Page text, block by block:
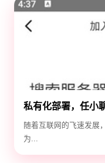
私有化部署，任小
随着互联网的飞速发展
为...